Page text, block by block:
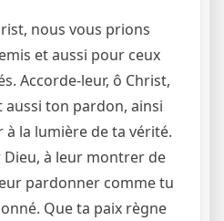
nous vous prions
et aussi pour ceux
Accorde-leur, ô Christ,
ton pardon, ainsi
la lumière de ta vérité.
Dieu, à leur montrer de
pardonner comme tu
Que ta paix règne